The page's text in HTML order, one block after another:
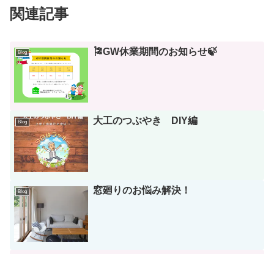
関連記事
Blog 🎏GW休業期間のお知らせ🍃
Blog 大工のつぶやき DIY編
Blog 窓廻りのお悩み解決！